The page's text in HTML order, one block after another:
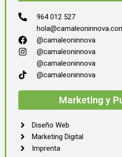
964 012 527
@camaleoninnova
@camaleoninnova
@camaleoninnova
@camaleoninnova
Marketing y
Diseño Web
Marketing Digital
Imprenta